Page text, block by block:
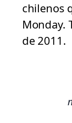
chilenos
Monday.
de 2011.